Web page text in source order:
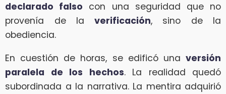
declarado falso con una seguridad que no
provenía de la verificación, sino de la
obediencia.
En cuestión de horas, se edificó una versión
paralela de los hechos. La realidad quedó
subordinada a la narrativa. La mentira adquirió